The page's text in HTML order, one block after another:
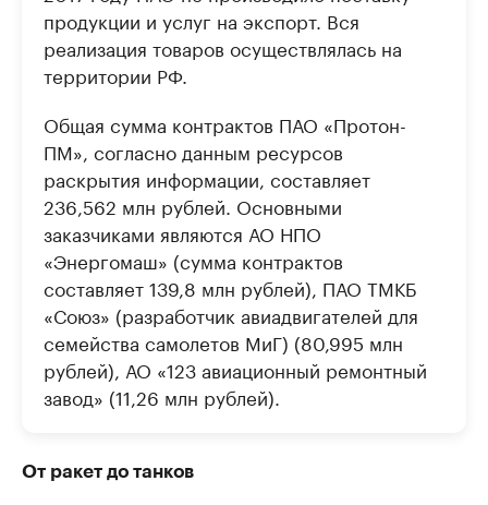
продукции и услуг на экспорт. Вся
реализация товаров осуществлялась на
территории РФ.
Общая сумма контрактов ПАО «Протон-
ПМ», согласно данным ресурсов
раскрытия информации, составляет
236,562 млн рублей. Основными
заказчиками являются АО НПО
«Энергомаш» (сумма контрактов
составляет 139,8 млн рублей), ПАО ТМКБ
«Союз» (разработчик авиадвигателей для
семейства самолетов МиГ) (80,995 млн
рублей), АО «123 авиационный ремонтный
завод» (11,26 млн рублей).
От ракет до танков